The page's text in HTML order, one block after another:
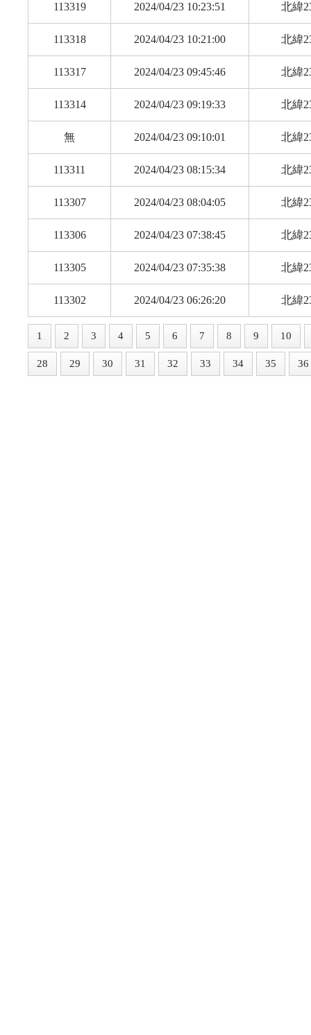
113319 2024/04/23 10:23:51 北緯
113318 2024/04/23 10:21:00 北緯
113317 2024/04/23 09:45:46 北緯
113314 2024/04/23 09:19:33 北緯
無 2024/04/23 09:10:01 北緯
113311 2024/04/23 08:15:34 北緯
113307 2024/04/23 08:04:05 北緯
113306 2024/04/23 07:38:45 北緯
113305 2024/04/23 07:35:38 北緯
113302 2024/04/23 06:26:20 北緯
1 2 3 4 5 6 7 8 9 10
28 29 30 31 32 33 34 35 36